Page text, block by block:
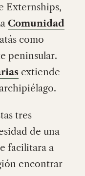
Externships,
Comunidad
como
peninsular.
extiende
tres
de una
facilitara a
encontrar